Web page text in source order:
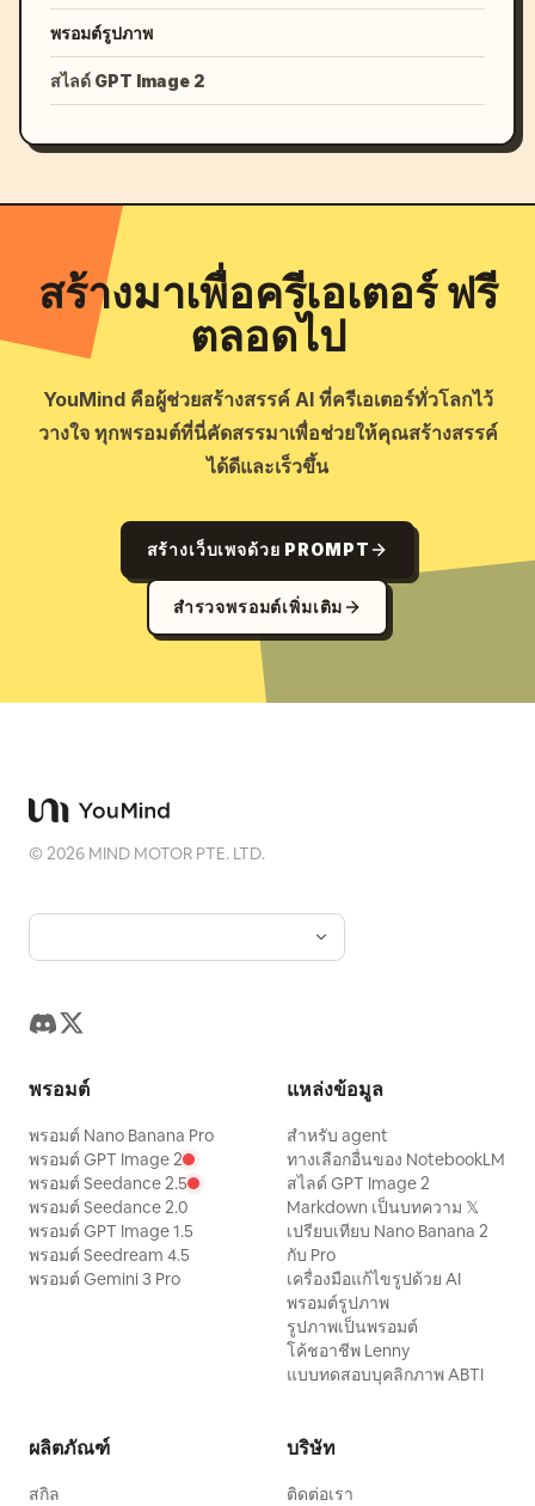
พรอมต์รูปภาพ
สไลด์ GPT Image 2
สร้างมาเพื่อครีเอเตอร์ ฟรี
ตลอดไป
YouMind คือผู้ช่วยสร้างสรรค์ AI ที่ครีเอเตอร์ทั่วโลกไว้
วางใจ ทุกพรอมต์ที่นี่คัดสรรมาเพื่อช่วยให้คุณสร้างสรรค์
ได้ดีและเร็วขึ้น
สร้างเว็บเพจด้วย PROMPT
สำรวจพรอมต์เพิ่มเติม
©2026 MIND MOTOR PTE. LTD.
พรอมต์
พรอมต์ Nano Banana Pro
พรอมต์ GPT Image 2
พรอมต์ Seedance 2.5
พรอมต์ Seedance 2.0
พรอมต์ GPT Image 1.5
พรอมต์ Seedream 4.5
พรอมต์ Gemini 3 Pro
แหล่งข้อมูล
สำหรับ agent
ทางเลือกอื่นของ NotebookLM
สไลด์ GPT Image 2
Markdown เป็นบทความ 𝕏
เปรียบเทียบ Nano Banana 2
กับ Pro
เครื่องมือแก้ไขรูปด้วย AI
พรอมต์รูปภาพ
รูปภาพเป็นพรอมต์
โค้ชอาชีพ Lenny
แบบทดสอบบุคลิกภาพ ABTI
ผลิตภัณฑ์
สกิล
บริษัท
ติดต่อเรา